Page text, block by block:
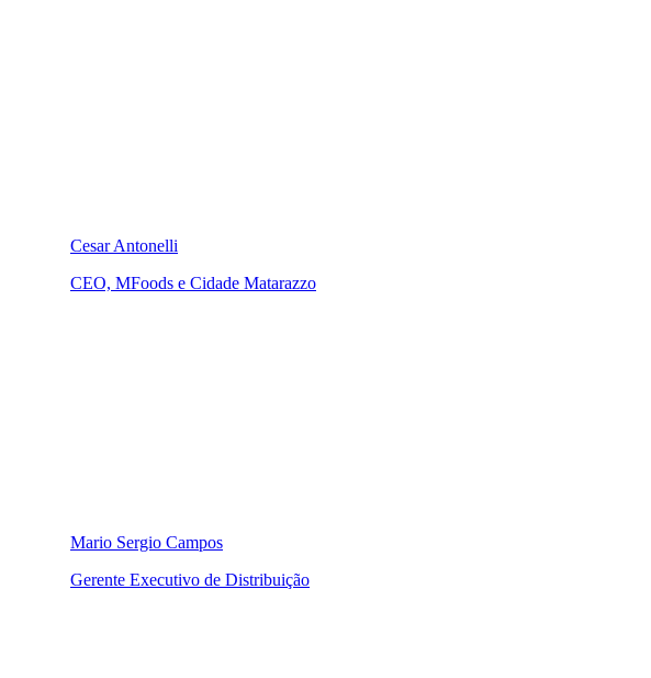
Cesar Antonelli
CEO, MFoods e Cidade Matarazzo
Mario Sergio Campos
Gerente Executivo de Distribuição